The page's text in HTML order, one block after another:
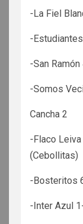
-La Fiel
-
-San
-Somos
Cancha 2
-Flaco
(Cebollitas)
-Bosteritos
-Inter Azul